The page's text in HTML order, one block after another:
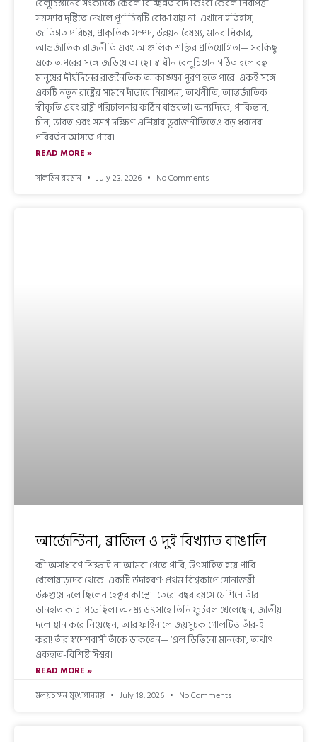
সমস্যার দৃষ্টিতে দেখলে পূর্ণ চিত্রটি বোঝা যায় না। এখানে ইতিহাস,
জাতিগত পরিচয়, প্রাকৃতিক সম্পদ, উন্নয়ন বৈষম্য, মানবাধিকার,
আন্তর্জাতিক রাজনীতি এবং আঞ্চলিক শক্তির প্রতিযোগিতা— সবকিছু
একে অপরের সঙ্গে জড়িয়ে আছে। স্বাধীন বেলুচিস্তান গঠিত হলে বহু
মানুষের দীর্ঘদিনের রাজনৈতিক আকাঙ্ক্ষা পূরণ হতে পারে। একই সঙ্গে
একটি নতুন রাষ্ট্রের সামনে দাঁড়াবে নিরাপত্তা, অর্থনীতি, আন্তর্জাতিক
স্বীকৃতি এবং রাষ্ট্র পরিচালনার কঠিন বাস্তবতা। অন্যদিকে, পাকিস্তান,
চীন, ভারত এবং সমগ্র দক্ষিণ এশিয়ার ভূরাজনীতিতেও বড় ধরনের
পরিবর্তন আসতে পারে।
READ MORE »
সালমিন রহমান
July 23, 2026 No Comments
আর্জেন্টিনা, ব্রাজিল ও দুই বিখ্যাত বাঙালি
কী অসাধারণ শিক্ষাই না আমরা পেতে পারি, উৎসাহিত হয়ে পারি
খেলোয়াড়দের থেকে! একটি উদাহরণ: প্রথম বিশ্বকাপে সোনাজয়ী
উরুগুয়ে দলে ছিলেন হেক্টর কাস্ত্রো। তেরো বছর বয়সে মেশিনে তাঁর
ডানহাত কাটা পড়েছিল। অদম্য উৎসাহে তিনি ফুটবল খেলেছেন, জাতীয়
দলে স্থান করে নিয়েছেন, আর ফাইনালে জয়সূচক গোলটিও তাঁর-ই
করা! তাঁর স্বদেশবাসী তাঁকে ডাকতেন— ‘এল ডিভিনো মানকো’, অর্থাৎ
একহাত-বিশিষ্ট ঈশ্বর।
READ MORE »
মলয়চন্দন মুখোপাধ্যায়
July 18, 2026 No Comments